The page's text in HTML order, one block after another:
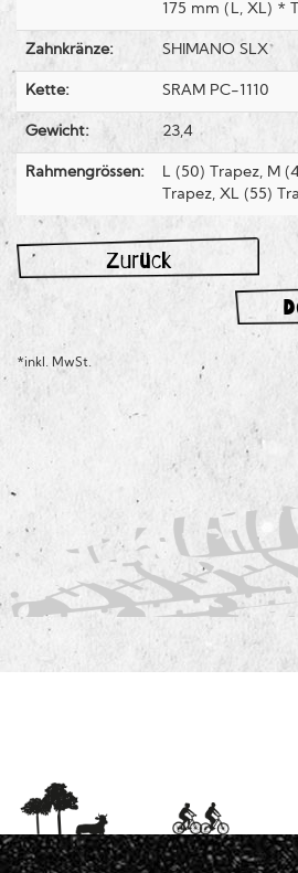
175 mm (L, XL) *
Zahnkränze: SHIMANO SLX
Kette: SRAM PC-1110
Gewicht: 23,4
Rahmengrössen:
L (50) Trapez, M
Trapez, XL (55)
Zurück
*inkl. MwSt.